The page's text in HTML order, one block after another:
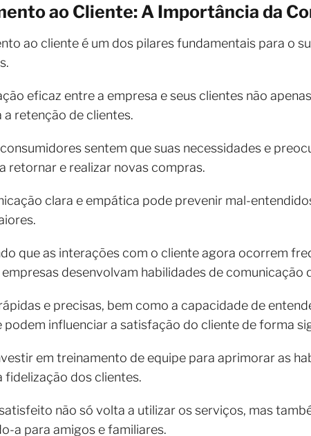
ao Cliente: A Importância da
ao cliente é um dos pilares fundamentais para o
eficaz entre a empresa e seus clientes não
a retenção de clientes.
sentem que suas necessidades e
retornar e realizar novas compras.
clara e empática pode prevenir mal-
que as interações com o cliente agora ocorrem
desenvolvam habilidades de comunicação
e precisas, bem como a capacidade de
podem influenciar a satisfação do cliente de forma
em treinamento de equipe para aprimorar as
fidelização dos clientes.
não só volta a utilizar os serviços, mas
a para amigos e familiares.